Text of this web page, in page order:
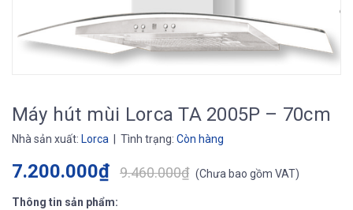
Máy hút mùi Lorca TA 2005P – 70cm
Nhà sản xuất: Lorca | Tình trạng: Còn hàng
7.200.000₫ 9.460.000₫ (Chưa bao gồm VAT)
Thông tin sản phẩm: